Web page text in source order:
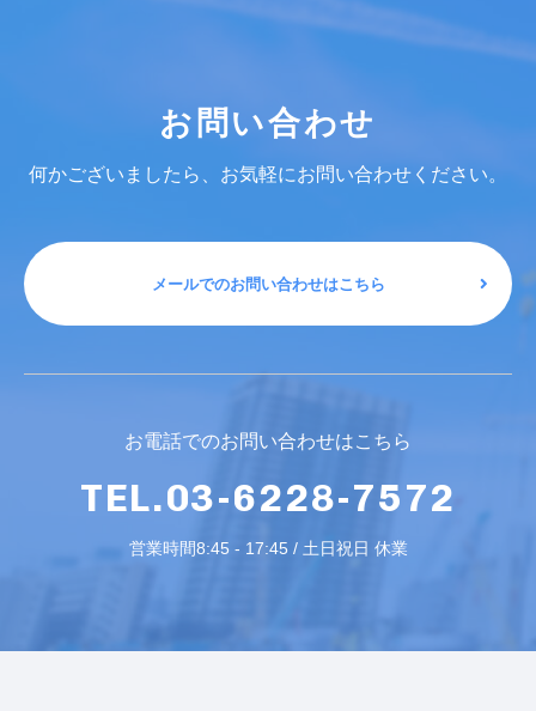
お問い合わせ
何かございましたら、お気軽にお問い合わせください。
メールでのお問い合わせはこちら
お電話でのお問い合わせはこちら
TEL.03-6228-7572
営業時間8:45 - 17:45 / 土日祝日 休業